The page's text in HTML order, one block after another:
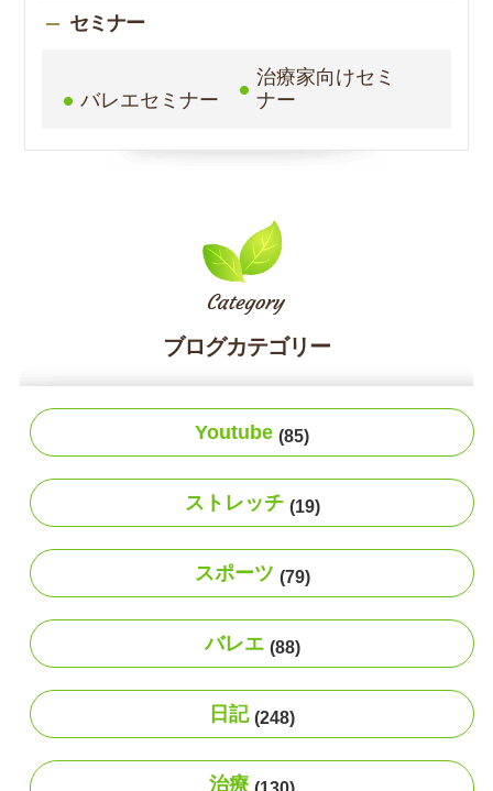
セミナー
バレエセミナー
治療家向けセミ
ナー
ブログカテゴリー
Youtube (85)
ストレッチ (19)
スポーツ (79)
バレエ (88)
日記 (248)
治療